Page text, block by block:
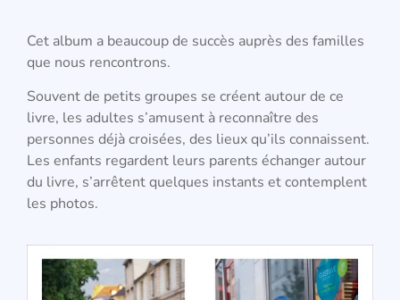
Cet album a beaucoup de succès auprès des familles
que nous rencontrons.
Souvent de petits groupes se créent autour de ce
livre, les adultes s’amusent à reconnaître des
personnes déjà croisées, des lieux qu’ils connaissent.
Les enfants regardent leurs parents échanger autour
du livre, s’arrêtent quelques instants et contemplent
les photos.